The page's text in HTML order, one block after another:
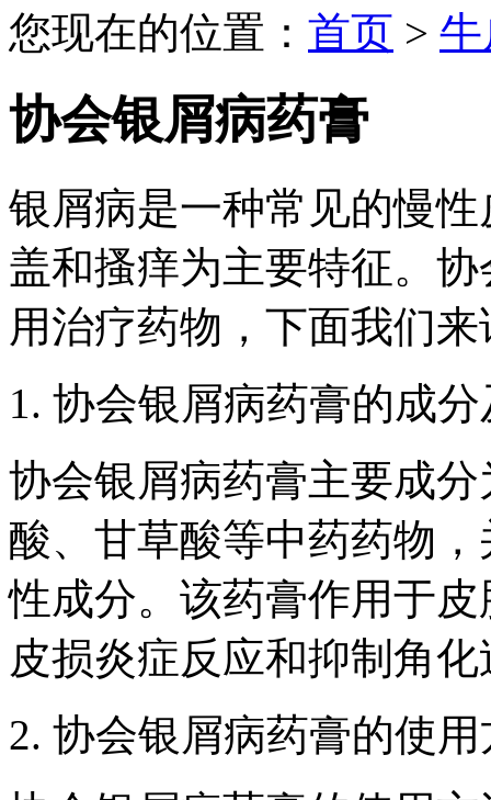
您现在的位置： 首页 >
协会银屑病药膏
银屑病是一种常见的慢
盖和搔痒为主要特征。
用治疗药物，下面我们
1. 协会银屑病药膏的成
协会银屑病药膏主要成
酸、甘草酸等中药药物
性成分。该药膏作用于
皮损炎症反应和抑制角
2. 协会银屑病药膏的使